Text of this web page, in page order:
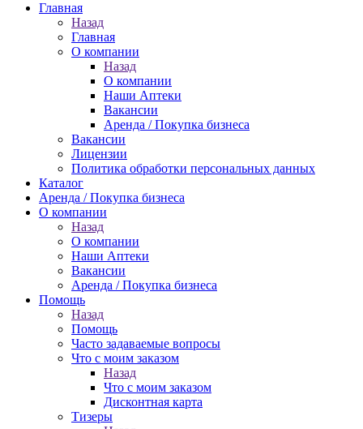
Главная
Назад
Главная
О компании
Назад
О компании
Наши Аптеки
Вакансии
Аренда / Покупка бизнеса
Вакансии
Лицензии
Политика обработки персональных данных
Каталог
Аренда / Покупка бизнеса
О компании
Назад
О компании
Наши Аптеки
Вакансии
Аренда / Покупка бизнеса
Помощь
Назад
Помощь
Часто задаваемые вопросы
Что с моим заказом
Назад
Что с моим заказом
Дисконтная карта
Тизеры